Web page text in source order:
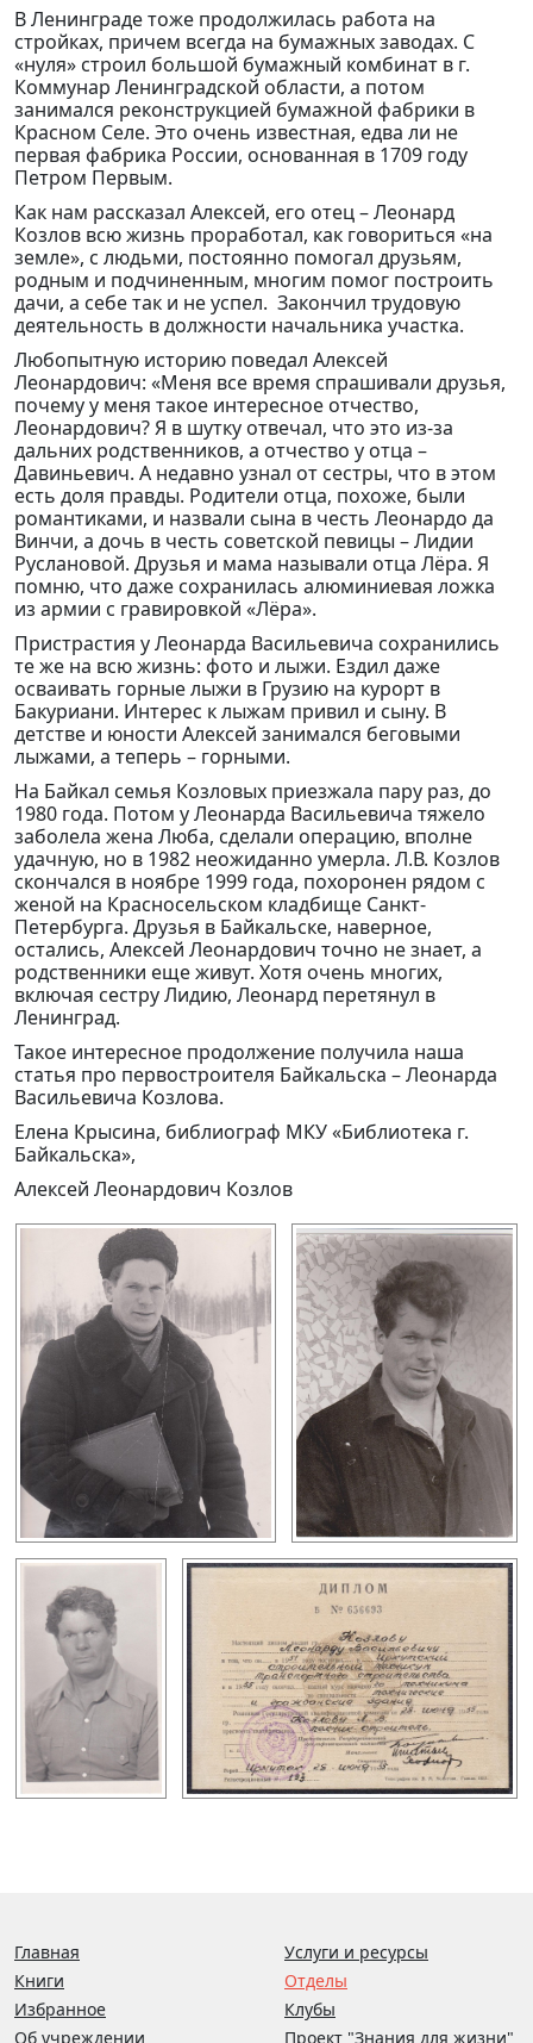
В Ленинграде тоже продолжилась работа на
стройках, причем всегда на бумажных заводах. С
«нуля» строил большой бумажный комбинат в г.
Коммунар Ленинградской области, а потом
занимался реконструкцией бумажной фабрики в
Красном Селе. Это очень известная, едва ли не
первая фабрика России, основанная в 1709 году
Петром Первым.
Как нам рассказал Алексей, его отец – Леонард
Козлов всю жизнь проработал, как говориться «на
земле», с людьми, постоянно помогал друзьям,
родным и подчиненным, многим помог построить
дачи, а себе так и не успел. Закончил трудовую
деятельность в должности начальника участка.
Любопытную историю поведал Алексей
Леонардович: «Меня все время спрашивали друзья,
почему у меня такое интересное отчество,
Леонардович? Я в шутку отвечал, что это из-за
дальних родственников, а отчество у отца –
Давиньевич. А недавно узнал от сестры, что в этом
есть доля правды. Родители отца, похоже, были
романтиками, и назвали сына в честь Леонардо да
Винчи, а дочь в честь советской певицы – Лидии
Руслановой. Друзья и мама называли отца Лёра. Я
помню, что даже сохранилась алюминиевая ложка
из армии с гравировкой «Лёра».
Пристрастия у Леонарда Васильевича сохранились
те же на всю жизнь: фото и лыжи. Ездил даже
осваивать горные лыжи в Грузию на курорт в
Бакуриани. Интерес к лыжам привил и сыну. В
детстве и юности Алексей занимался беговыми
лыжами, а теперь – горными.
На Байкал семья Козловых приезжала пару раз, до
1980 года. Потом у Леонарда Васильевича тяжело
заболела жена Люба, сделали операцию, вполне
удачную, но в 1982 неожиданно умерла. Л.В. Козлов
скончался в ноябре 1999 года, похоронен рядом с
женой на Красносельском кладбище Санкт-
Петербурга. Друзья в Байкальске, наверное,
остались, Алексей Леонардович точно не знает, а
родственники еще живут. Хотя очень многих,
включая сестру Лидию, Леонард перетянул в
Ленинград.
Такое интересное продолжение получила наша
статья про первостроителя Байкальска – Леонарда
Васильевича Козлова.
Елена Крысина, библиограф МКУ «Библиотека г.
Байкальска»,
Алексей Леонардович Козлов
Главная
Книги
Избранное
Об учреждении
Услуги и ресурсы
Отделы
Клубы
Проект "Знания для жизни"